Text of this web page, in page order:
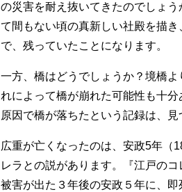
の災害を耐え抜いてきたのでしょ
て間もない頃の真新しい社殿を描
で、残っていたことになります。
一方、橋はどうでしょうか？境橋
れによって橋が崩れた可能性も十
原因で橋が落ちたという記録は、見
広重が亡くなったのは、安政5年（
レラとの説があります。『江戸の
被害が出た３年後の安政５年に、